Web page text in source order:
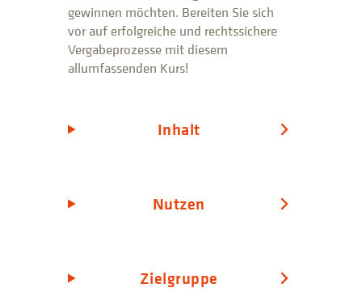
gewinnen möchten. Bereiten Sie sich
vor auf erfolgreiche und rechtssichere
Vergabeprozesse mit diesem
allumfassenden Kurs!
Inhalt
Nutzen
Zielgruppe